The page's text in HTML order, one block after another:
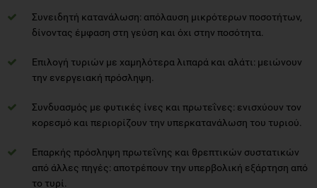
Συνειδητή κατανάλωση: απόλαυση μικρότερων ποσοτήτων,
δίνοντας έμφαση στη γεύση και όχι στην ποσότητα.
Επιλογή τυριών με χαμηλότερα λιπαρά και αλάτι: μειώνουν
την ενεργειακή πρόσληψη.
Συνδυασμός με φυτικές ίνες και πρωτεΐνες: ενισχύουν τον
κορεσμό και περιορίζουν την υπερκατανάλωση του τυριού.
Επαρκής πρόσληψη πρωτεΐνης και θρεπτικών συστατικών
από άλλες πηγές: αποτρέπουν την υπερβολική εξάρτηση από
το τυρί.